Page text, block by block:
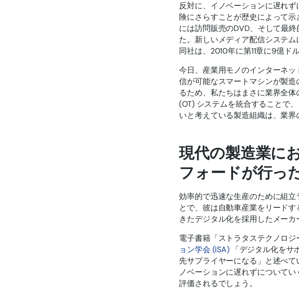
反対に、イノベーションに遅れ
険にさらすことが歴史によって
には訪問販売のDVD、そして最
た。新しいメディア配信システ
同社は、2010年に第11章に9億ド
今日、産業用モノのインターネ
信が可能なスマートマシンが製
るため、私たちはまさに業界全
(OT) システムを統合することで
いと考えている製造組織は、業界
現代の製造業に
フォードが行っ
効率的で迅速な生産のために組
とで、彼は自動車産業をリード
きたデジタル化を採用したメーカ
電子書籍「ストラタステクノロ
ョン学会 (ISA)「デジタル化をサ
先サプライヤーになる」と述べ
ノベーションに遅れずについて
評価されるでしょう。